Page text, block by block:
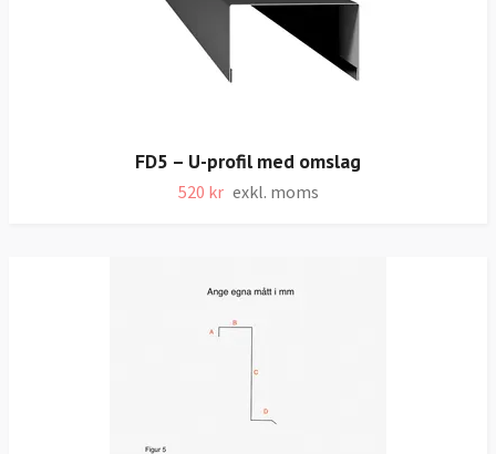
FD5 – U-profil med omslag
520 kr exkl. moms